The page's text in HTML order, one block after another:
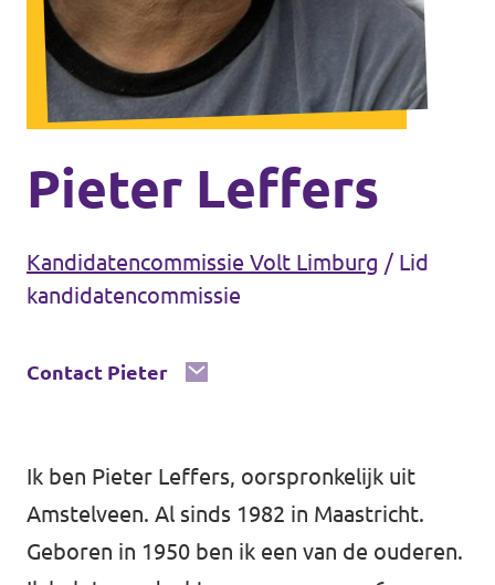
Vacatures
Volt Maastricht
Pieter Leffers
Kandidatencommissie Volt Limburg / Lid
kandidatencommissie
Contact Pieter
Ik ben Pieter Leffers, oorspronkelijk uit
Amstelveen. Al sinds 1982 in Maastricht.
Geboren in 1950 ben ik een van de ouderen.